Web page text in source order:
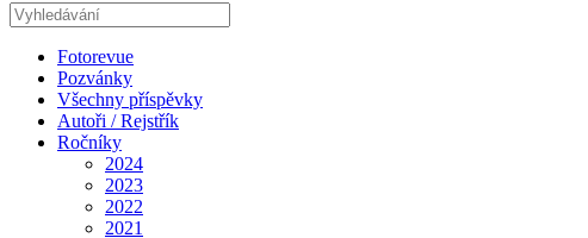
Hledat
na
stránceFotorevue
Pozvánky
Všechny příspěvky
Autoři / Rejstřík
Ročníky
2024
2023
2022
2021